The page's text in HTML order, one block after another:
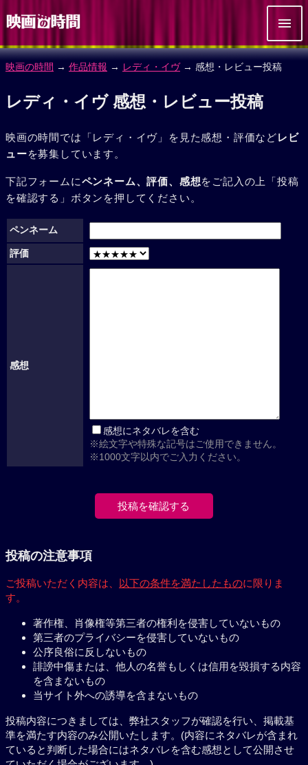
映画の時間 → 作品情報 → レディ・イヴ→ 感想・レビュー投稿
レディ・イヴ 感想・レビュー投稿
映画の時間では「レディ・イヴ」を見た感想・評価などレビ
ューを募集しています。
下記フォームにペンネーム、評価、感想をご記入の上「投稿
を確認する」ボタンを押してください。
ペンネーム
評価
感想
感想にネタバレを含む
※絵文字や特殊な記号はご使用できません。
※1000文字以内でご入力ください。
投稿の注意事項
ご投稿いただく内容は、 以下の条件を満たしたものに限りま
す。
著作権、肖像権等第三者の権利を侵害していないもの
第三者のプライバシーを侵害していないもの
公序良俗に反しないもの
誹謗中傷または、他人の名誉もしくは信用を毀損する内容
を含まないもの
当サイト外への誘導を含まないもの
投稿内容につきましては、弊社スタッフが確認を行い、掲載基
準を満たす内容のみ公開いたします。(内容にネタバレが含まれ
ていると判断した場合にはネタバレを含む感想として公開させ